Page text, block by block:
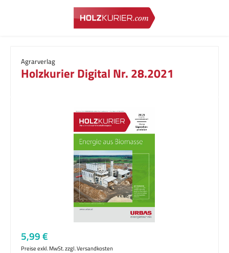
Zum Hauptinhalt springen
Agrarverlag
Holzkurier Digital Nr. 28.2021
Bildergalerie überspringen
Regulärer Preis:
5,99 €
Preise exkl. MwSt. zzgl. Versandkosten